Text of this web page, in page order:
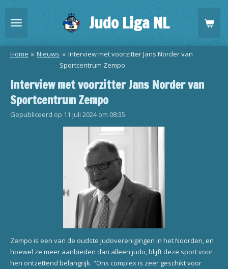
direct
hoofdinhoud
Judo Liga NL
Home » Nieuws » Interview met voorzitter Jans Norder van
Sportcentrum Zempo
Interview met voorzitter Jans Norder van
Sportcentrum Zempo
Gepubliceerd op 11 juli 2024 om 08:35
Zempo is een van de oudste judoverenigingen in het Noorden, en
hoewel ze meer aanbieden dan alleen judo, blijft deze sport voor
hen ontzettend belangrijk. "Ons complex is zeer geschikt voor